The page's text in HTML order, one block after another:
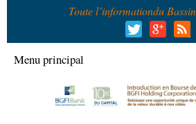
Toute l’informationdu
Menu principal